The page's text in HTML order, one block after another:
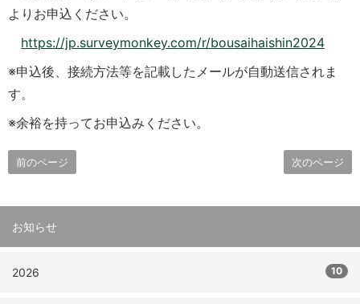
よりお申込ください。
https://jp.surveymonkey.com/r/bousaihaishin2024
※申込後、接続方法等を記載したメールが自動送信されま
す。
※余裕を持ってお申込みください。
前のページ 次のページ
お知らせ
2026 10